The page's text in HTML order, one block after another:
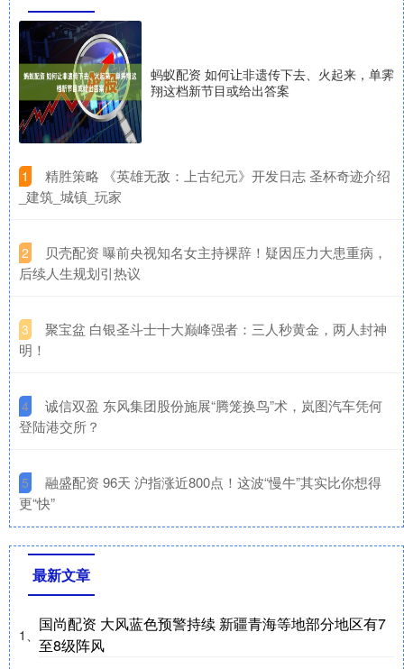
蚂蚁配资 如何让非遗传下去、火起来，单霁
翔这档新节目或给出答案
1
​精胜策略 《英雄无敌：上古纪元》开发日志 圣杯奇迹介绍
_建筑_城镇_玩家
2
​贝壳配资 曝前央视知名女主持裸辞！疑因压力大患重病，
后续人生规划引热议
3
​聚宝盆 白银圣斗士十大巅峰强者：三人秒黄金，两人封神
明！
4
​诚信双盈 东风集团股份施展“腾笼换鸟”术，岚图汽车凭何
登陆港交所？
5
​融盛配资 96天 沪指涨近800点！这波“慢牛”其实比你想得
更“快”
最新文章
1、
国尚配资 大风蓝色预警持续 新疆青海等地部分地区有7
至8级阵风